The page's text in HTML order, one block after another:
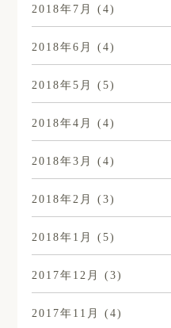
2018年7月 (4)
2018年6月 (4)
2018年5月 (5)
2018年4月 (4)
2018年3月 (4)
2018年2月 (3)
2018年1月 (5)
2017年12月 (3)
2017年11月 (4)